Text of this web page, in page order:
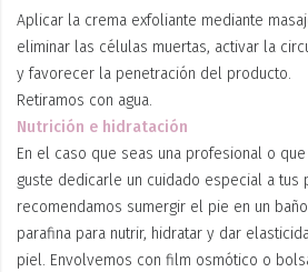
Aplicar la crema exfoliante mediante
eliminar las células muertas, activar la
y favorecer la penetración del producto.
Retiramos con agua.
Nutrición e hidratación
En el caso que seas una profesional o
guste dedicarle un cuidado especial a tus
recomendamos sumergir el pie en un
parafina para nutrir, hidratar y dar
piel. Envolvemos con film osmótico o